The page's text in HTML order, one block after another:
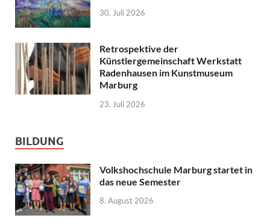
30. Juli 2026
Retrospektive der
Künstlergemeinschaft Werkstatt
Radenhausen im Kunstmuseum
Marburg
23. Juli 2026
BILDUNG
Volkshochschule Marburg startet in
das neue Semester
8. August 2026